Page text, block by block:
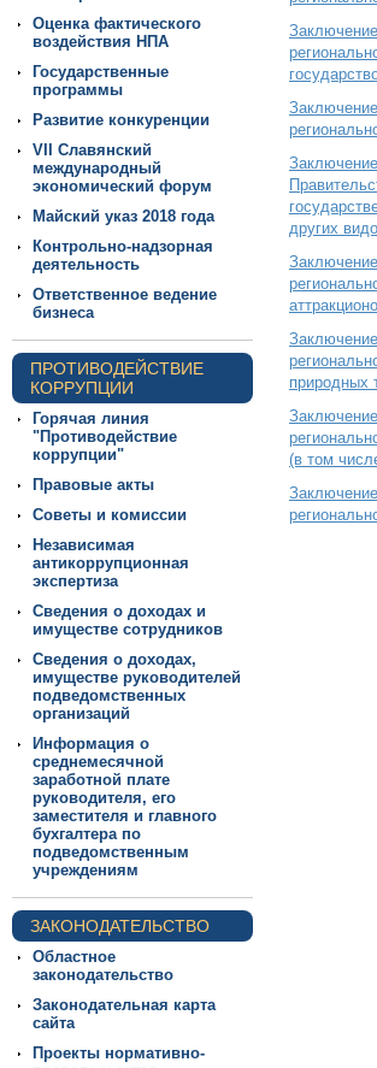
Оценка фактического
воздействия НПА
Государственные
программы
Развитие конкуренции
VII Славянский
международный
экономический форум
Майский указ 2018 года
Контрольно-надзорная
деятельность
Ответственное ведение
бизнеса
ПРОТИВОДЕЙСТВИЕ
КОРРУПЦИИ
Горячая линия
"Противодействие
коррупции"
Правовые акты
Советы и комиссии
Независимая
антикоррупционная
экспертиза
Сведения о доходах и
имуществе сотрудников
Сведения о доходах,
имуществе руководителей
подведомственных
организаций
Информация о
среднемесячной
заработной плате
руководителя, его
заместителя и главного
бухгалтера по
подведомственным
учреждениям
ЗАКОНОДАТЕЛЬСТВО
Областное
законодательство
Законодательная карта
сайта
Проекты нормативно-
других
природных
(в том